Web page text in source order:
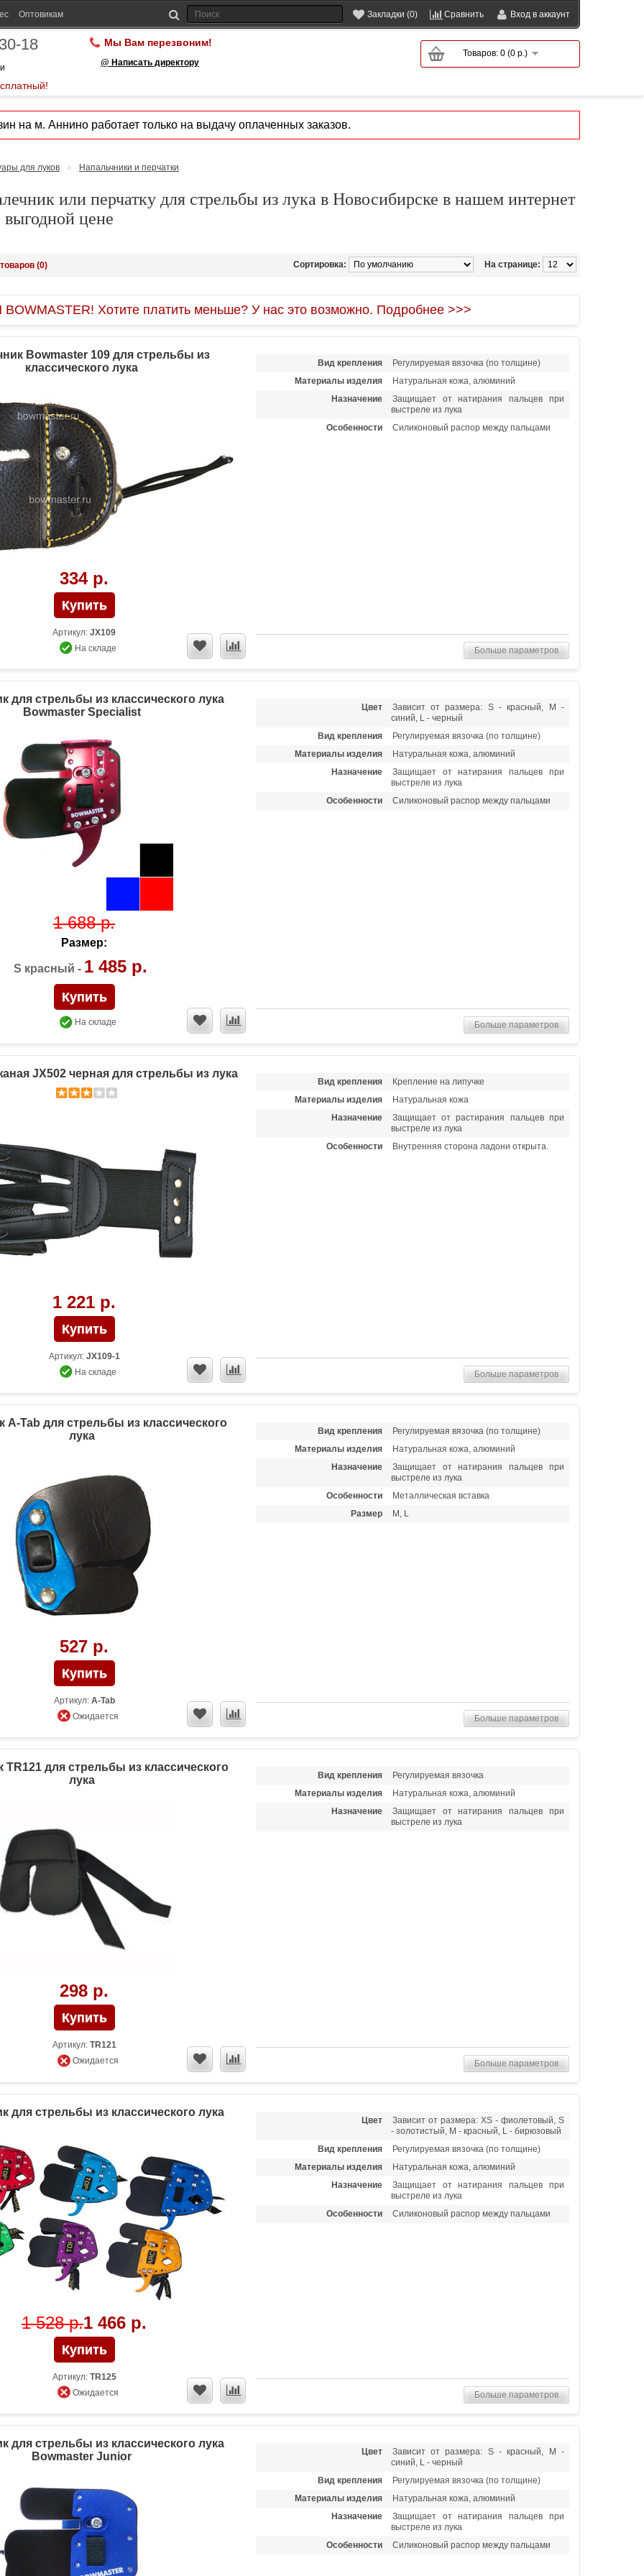
Закладки (0) Сравнить Вход в аккаунт
Оптовикам
18 Мы Вам перезвоним!
@ Написать директору
Товаров: 0 (0 р.)
на м. Аннино работает только на выдачу оплаченных заказов.
для луков » Напальчники и перчатки
или перчатку для стрельбы из лука в Новосибирске в нашем интернет
выгодной цене
На странице:
(0) Сортировка:
Хотите платить меньше? У нас это возможно. Подробнее >>>
Bowmaster 109 для стрельбы из
классического лука
334 р.
Артикул: JX109
На складе
Вид крепления
Регулируемая вязочка (по толщине)
Материалы изделия
Натуральная кожа, алюминий
Назначение
Защищает от натирания пальцев при
выстреле из лука
Особенности
Силиконовый распор между пальцами
Больше параметров
для стрельбы из классического лука
Bowmaster Specialist
1 688 р.
Размер:
S красный - 1 485 р.
На складе
Цвет
Зависит от размера: S - красный, M -
синий, L - черный
Вид крепления
Регулируемая вязочка (по толщине)
Материалы изделия
Натуральная кожа, алюминий
Назначение
Защищает от натирания пальцев при
выстреле из лука
Особенности
Силиконовый распор между пальцами
Больше параметров
JX502 черная для стрельбы из лука
1 221 р.
Артикул: JX109-1
На складе
Вид крепления
Крепление на липучке
Материалы изделия
Натуральная кожа
Назначение
Защищает от растирания пальцев при
выстреле из лука
Особенности
Внутренняя сторона ладони открыта.
Больше параметров
A-Tab для стрельбы из классического
лука
527 р.
Артикул: A-Tab
Ожидается
Вид крепления
Регулируемая вязочка (по толщине)
Материалы изделия
Натуральная кожа, алюминий
Назначение
Защищает от натирания пальцев при
выстреле из лука
Особенности
Металлическая вставка
Размер
M, L
Больше параметров
TR121 для стрельбы из классического
лука
298 р.
Артикул: TR121
Ожидается
Вид крепления
Регулируемая вязочка
Материалы изделия
Натуральная кожа, алюминий
Назначение
Защищает от натирания пальцев при
выстреле из лука
Больше параметров
для стрельбы из классического лука
1 528 р.1 466 р.
Артикул: TR125
Ожидается
Цвет
Зависит от размера: XS - фиолетовый, S
- золотистый, M - красный, L - бирюзовый
Вид крепления
Регулируемая вязочка (по толщине)
Материалы изделия
Натуральная кожа, алюминий
Назначение
Защищает от натирания пальцев при
выстреле из лука
Особенности
Силиконовый распор между пальцами
Больше параметров
для стрельбы из классического лука
Bowmaster Junior
Цвет
Зависит от размера: S - красный, M -
синий, L - черный
Вид крепления
Регулируемая вязочка (по толщине)
Материалы изделия
Натуральная кожа, алюминий
Назначение
Защищает от натирания пальцев при
выстреле из лука
Особенности
Силиконовый распор между пальцами